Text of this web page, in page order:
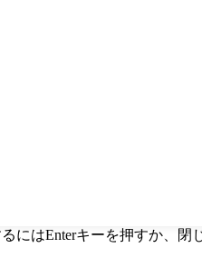
にはEnterキーを押すか、閉